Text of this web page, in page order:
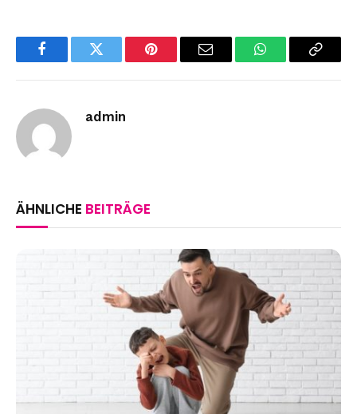
FacebookTwitter Pinterest Email WhatsAppCopy
admin
ÄHNLICHE BEITRÄGE